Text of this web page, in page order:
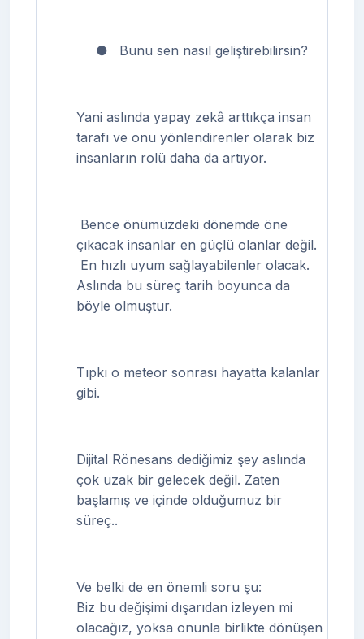
● Bunu sen nasıl geliştirebilirsin?
Yani aslında yapay zekâ arttıkça insan
tarafı ve onu yönlendirenler olarak biz
insanların rolü daha da artıyor.
Bence önümüzdeki dönemde öne
çıkacak insanlar en güçlü olanlar değil.
En hızlı uyum sağlayabilenler olacak.
Aslında bu süreç tarih boyunca da
böyle olmuştur.
Tıpkı o meteor sonrası hayatta kalanlar
gibi.
Dijital Rönesans dediğimiz şey aslında
çok uzak bir gelecek değil. Zaten
başlamış ve içinde olduğumuz bir
süreç..
Ve belki de en önemli soru şu:
Biz bu değişimi dışarıdan izleyen mi
olacağız, yoksa onunla birlikte dönüşen